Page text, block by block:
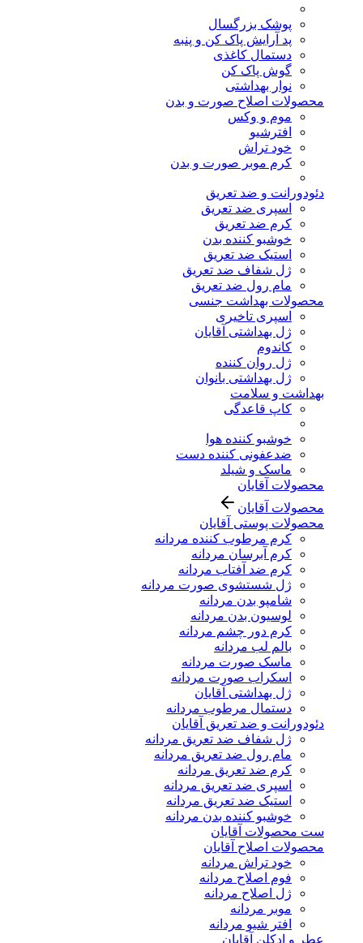
پوشک بزرگسال
پد آرایش پاک کن و پنبه
دستمال کاغذی
گوش پاک کن
نوار بهداشتی
محصولات اصلاح صورت و بدن
موم و وکس
افترشیو
خود تراش
کرم موبر صورت و بدن
دئودورانت و ضد تعریق
اسپری ضد تعریق
کرم ضد تعریق
خوشبو کننده بدن
استیک ضد تعریق
ژل شفاف ضد تعریق
مام رول ضد تعریق
محصولات بهداشت جنسی
اسپری تاخیری
ژل بهداشتی آقایان
کاندوم
ژل روان کننده
ژل بهداشتی بانوان
بهداشت و سلامت
کاپ قاعدگی
خوشبو کننده هوا
ضدعفونی کننده دست
ماسک و شیلد
محصولات آقایان
محصولات آقایان
محصولات پوستی آقایان
کرم مرطوب کننده مردانه
کرم آبرسان مردانه
کرم ضد آفتاب مردانه
ژل شستشوی صورت مردانه
شامپو بدن مردانه
لوسیون بدن مردانه
کرم دور چشم مردانه
بالم لب مردانه
ماسک صورت مردانه
اسکراب صورت مردانه
ژل بهداشتی آقایان
دستمال مرطوب مردانه
دئودورانت و ضد تعریق آقایان
ژل شفاف ضد تعریق مردانه
مام رول ضد تعریق مردانه
کرم ضد تعریق مردانه
اسپری ضد تعریق مردانه
استیک ضد تعریق مردانه
خوشبو کننده بدن مردانه
ست محصولات آقایان
محصولات اصلاح آقایان
خود تراش مردانه
فوم اصلاح مردانه
ژل اصلاح مردانه
موبر مردانه
افتر شیو مردانه
عطر و ادکلن آقایان